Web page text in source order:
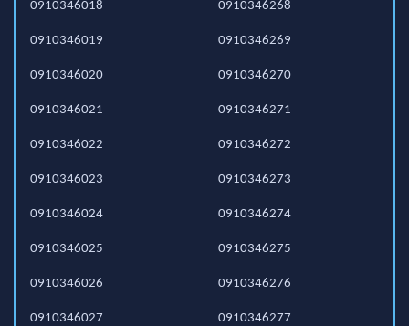
0910346018
0910346019
0910346020
0910346021
0910346022
0910346023
0910346024
0910346025
0910346026
0910346027
0910346268
0910346269
0910346270
0910346271
0910346272
0910346273
0910346274
0910346275
0910346276
0910346277